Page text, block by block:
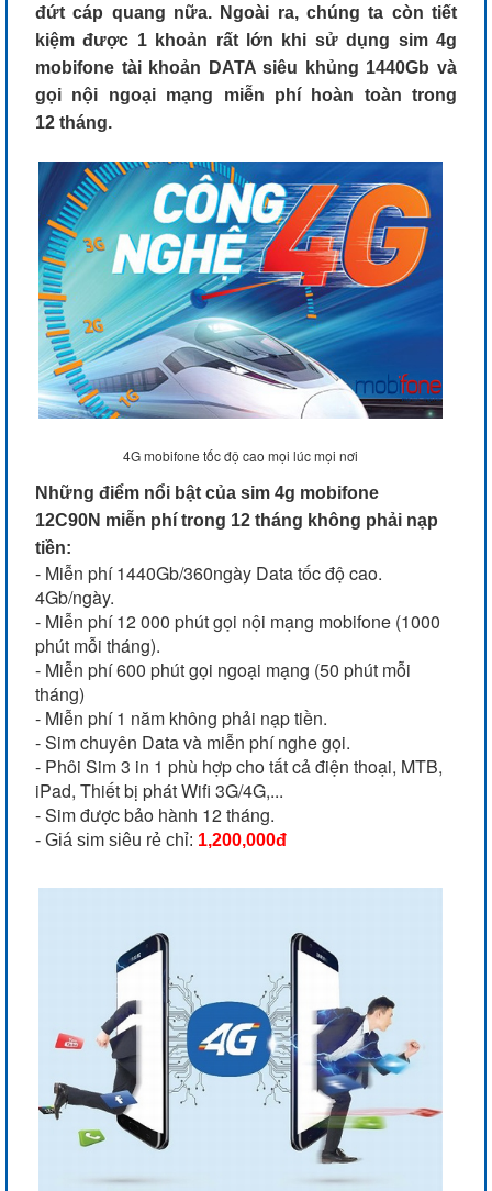
đứt cáp quang nữa. Ngoài ra, chúng ta còn tiết
kiệm được 1 khoản rất lớn khi sử dụng sim 4g
mobifone tài khoản DATA siêu khủng 1440Gb và
gọi nội ngoại mạng miễn phí hoàn toàn trong
12 tháng.
4G mobifone tốc độ cao mọi lúc mọi nơi
Những điểm nổi bật của sim 4g mobifone
12C90N miễn phí trong 12 tháng không phải nạp
tiền:
- Miễn phí 1440Gb/360ngày Data tốc độ cao.
4Gb/ngày.
- Miễn phí 12 000 phút gọi nội mạng mobifone (1000
phút mỗi tháng).
- Miễn phí 600 phút gọi ngoại mạng (50 phút mỗi
tháng)
- Miễn phí 1 năm không phải nạp tiền.
- Sim chuyên Data và miễn phí nghe gọi.
- Phôi Sim 3 in 1 phù hợp cho tất cả điện thoại, MTB,
iPad, Thiết bị phát Wifi 3G/4G,...
- Sim được bảo hành 12 tháng.
- Giá sim siêu rẻ chỉ: 1,200,000đ